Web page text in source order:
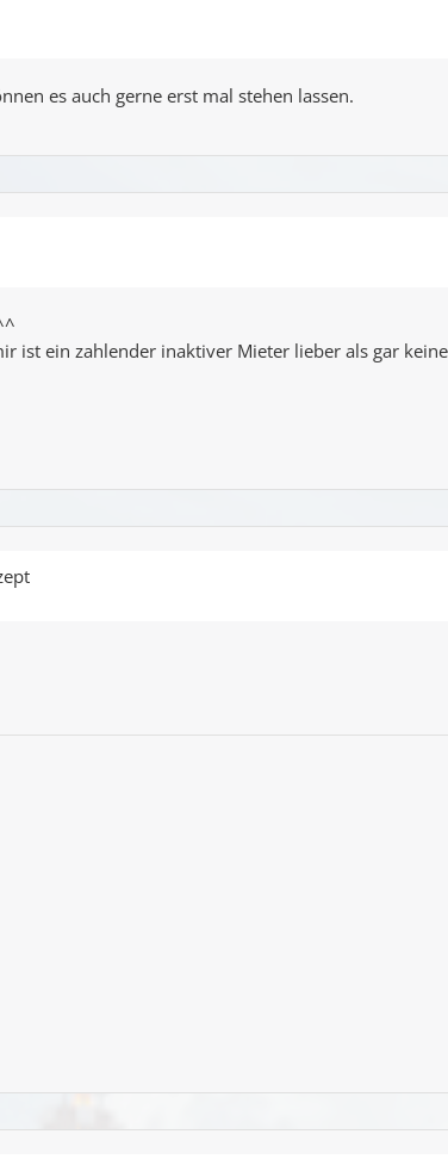
es auch gerne erst mal stehen lassen.
ist ein zahlender inaktiver Mieter lieber als gar